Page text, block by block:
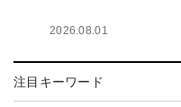
2026.08.01
注目キーワード